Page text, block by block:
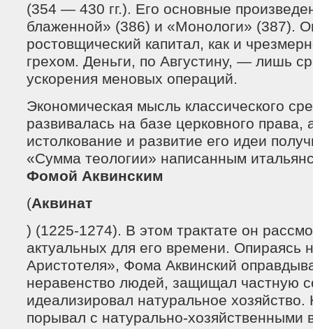
(354 — 430 гг.). Его основные
блаженной» (386) и «Монологи» (387).
ростовщический капитал, как и
грехом. Деньги, по Августину, — лишь
ускорения меновых операций.
Экономическая мысль классического
развивалась на базе церковного права,
истолкование и развитие его идеи
«Сумма теологии» написанным
Фомой Аквинским
(Аквинат
) (1225-1274). В этом трактате он
актуальных для его времени. Опираясь
Аристотеля», Фома Аквинский
неравенство людей, защищал частную
идеализировал натуральное
порывал с натурально-хозяйственными